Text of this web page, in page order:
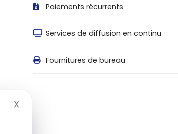
XMasquer le bandeau des cookies
Paiements récurrents
Services de diffusion en continu
Fournitures de bureau